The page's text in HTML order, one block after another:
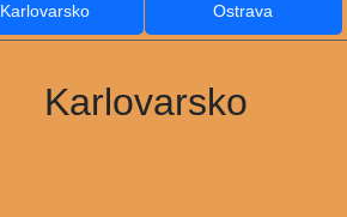
Karlovarsko Ostrava
Karlovarsko